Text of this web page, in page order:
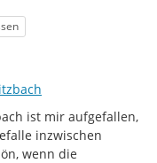
ist mir aufgefallen,
inzwischen
wenn die